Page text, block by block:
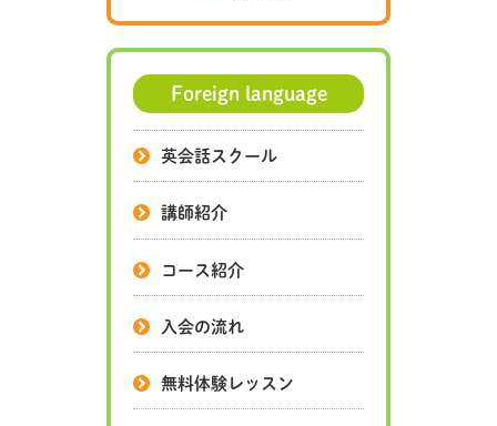
Foreign language
英会話スクール
講師紹介
コース紹介
入会の流れ
無料体験レッスン